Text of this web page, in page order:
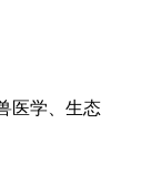
医学、生态